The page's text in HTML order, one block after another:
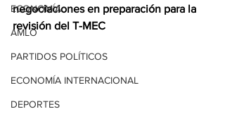
ECONOMÍA
AMLO
PARTIDOS POLÍTICOS
ECONOMÍA INTERNACIONAL
DEPORTES
negociaciones en preparación para la
revisión del T-MEC